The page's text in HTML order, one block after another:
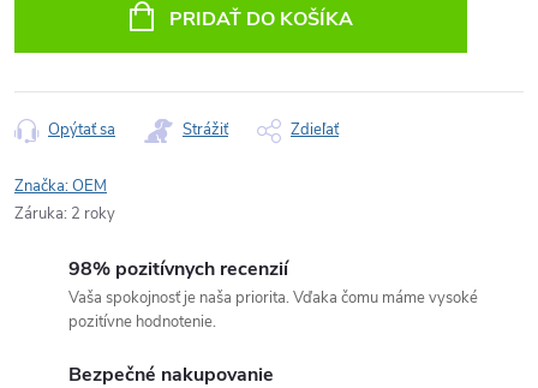
PRIDAŤ DO KOŠÍKA
Opýtať sa Strážiť Zdieľať
Značka:OEM
Záruka: 2 roky
98% pozitívnych recenzií
Vaša spokojnosť je naša priorita. Vďaka čomu máme vysoké
pozitívne hodnotenie.
Bezpečné nakupovanie